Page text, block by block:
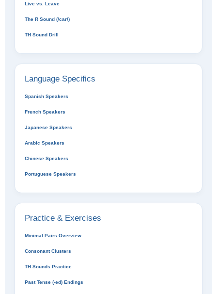
Live vs. Leave
The R Sound (/car/)
TH Sound Drill
Language Specifics
Spanish Speakers
French Speakers
Japanese Speakers
Arabic Speakers
Chinese Speakers
Portuguese Speakers
Practice & Exercises
Minimal Pairs Overview
Consonant Clusters
TH Sounds Practice
Past Tense (-ed) Endings